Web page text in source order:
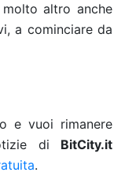
molto altro anche
a cominciare da
e vuoi rimanere
di BitCity.it
.